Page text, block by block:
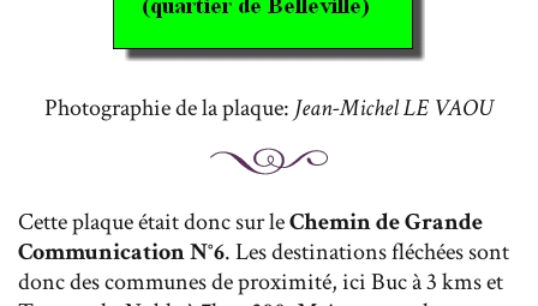
Photographie de la plaque: Jean-Michel LE VAOU
Cette plaque était donc sur leChemin de Grande
Communication N°6. Les destinations fléchées sont
donc des communes de proximité, ici Buc à 3 kms et